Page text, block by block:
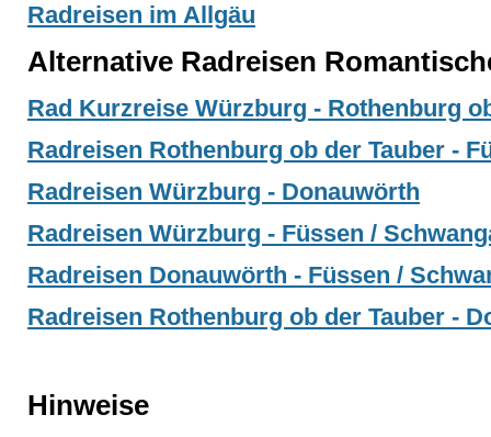
Radreisen im Allgäu
Alternative Radreisen
Rad Kurzreise Würzburg - Rothenburg
Radreisen Rothenburg ob der Tauber -
Radreisen Würzburg - Donauwörth
Radreisen Würzburg - Füssen /
Radreisen Donauwörth - Füssen /
Radreisen Rothenburg ob der Tauber -
Hinweise